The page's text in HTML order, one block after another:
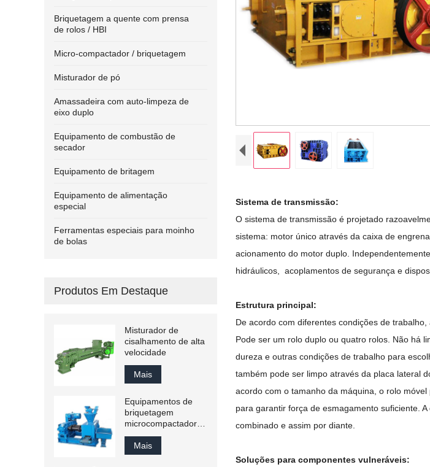
Sistema de transmissão:
O sistema de transmissão é projetado
sistema: motor único através da caixa de
acionamento do motor duplo.
hidráulicos, acoplamentos de segurança e
Estrutura principal:
De acordo com diferentes condições de
Pode ser um rolo duplo ou quatro rolos. Não há
dureza e outras condições de trabalho para
também pode ser limpo através da placa lateral
acordo com o tamanho da máquina, o rolo
para garantir força de esmagamento suficiente.
combinado e assim por diante.
Soluções para componentes vulneráveis:
Briquetagem a quente com prensa
de rolos / HBI
Micro-compactador / briquetagem
Misturador de pó
Amassadeira com auto-limpeza de
eixo duplo
Equipamento de combustão de
secador
Equipamento de britagem
Equipamento de alimentação
especial
Ferramentas especiais para moinho
de bolas
Produtos Em Destaque
Misturador de
cisalhamento de alta
velocidade
Mais
Equipamentos de
briquetagem
microcompactadores
em escala de
laboratório
Mais